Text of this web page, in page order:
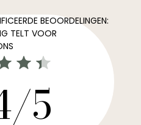
BEOORDELINGEN:
TELT VOOR
5